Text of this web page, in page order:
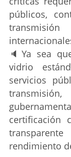
públicos,
🔈 Ya sea
vidrio
servicios
certificación
rendimiento